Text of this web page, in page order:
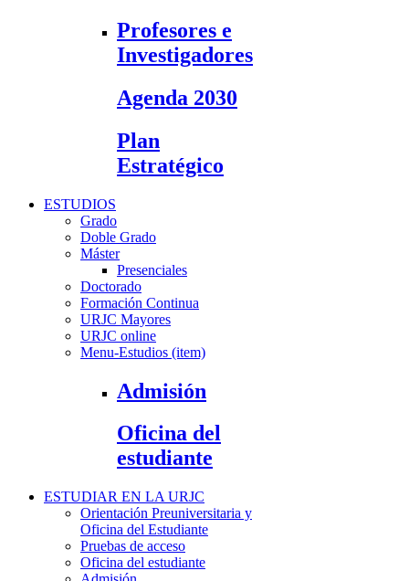
Profesores e
Investigadores
Agenda 2030
Plan
Estratégico
ESTUDIOS
Grado
Doble Grado
Máster
Presenciales
Doctorado
Formación Continua
URJC Mayores
URJC online
Menu-Estudios (item)
Admisión
Oficina del
estudiante
ESTUDIAR EN LA URJC
Orientación Preuniversitaria y
Oficina del Estudiante
Pruebas de acceso
Oficina del estudiante